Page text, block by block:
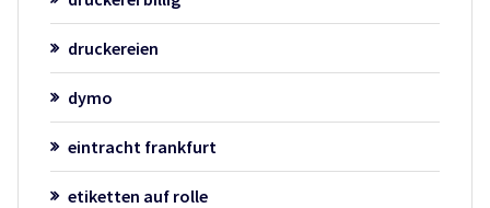
druckereien
dymo
eintracht frankfurt
etiketten auf rolle